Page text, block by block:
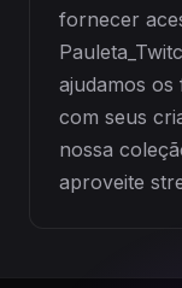
fornecer
ajudamos os
com seus
nossa
aproveite